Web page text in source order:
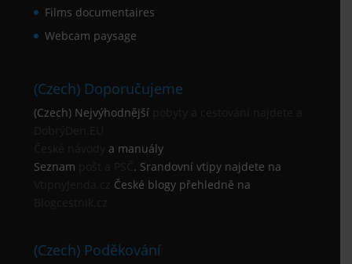
Films documentaires
Webcam paysage
(Czech) Doporučujeme
(Czech) Nejvýhodnější
a manuály
Seznam
. Srandovní vtipy najdete na
České blogy přehledně na
(Czech) Poděkování